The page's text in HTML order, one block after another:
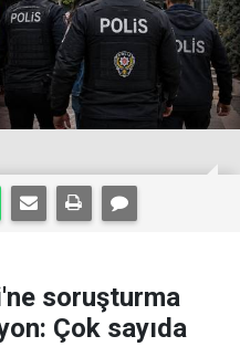
soruşturma
Çok sayıda